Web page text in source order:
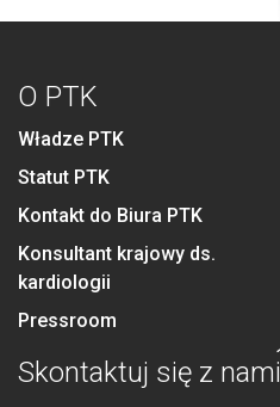
O PTK
Władze PTK
Statut PTK
Kontakt do Biura PTK
Konsultant krajowy ds.
kardiologii
Pressroom
Skontaktuj się z nami